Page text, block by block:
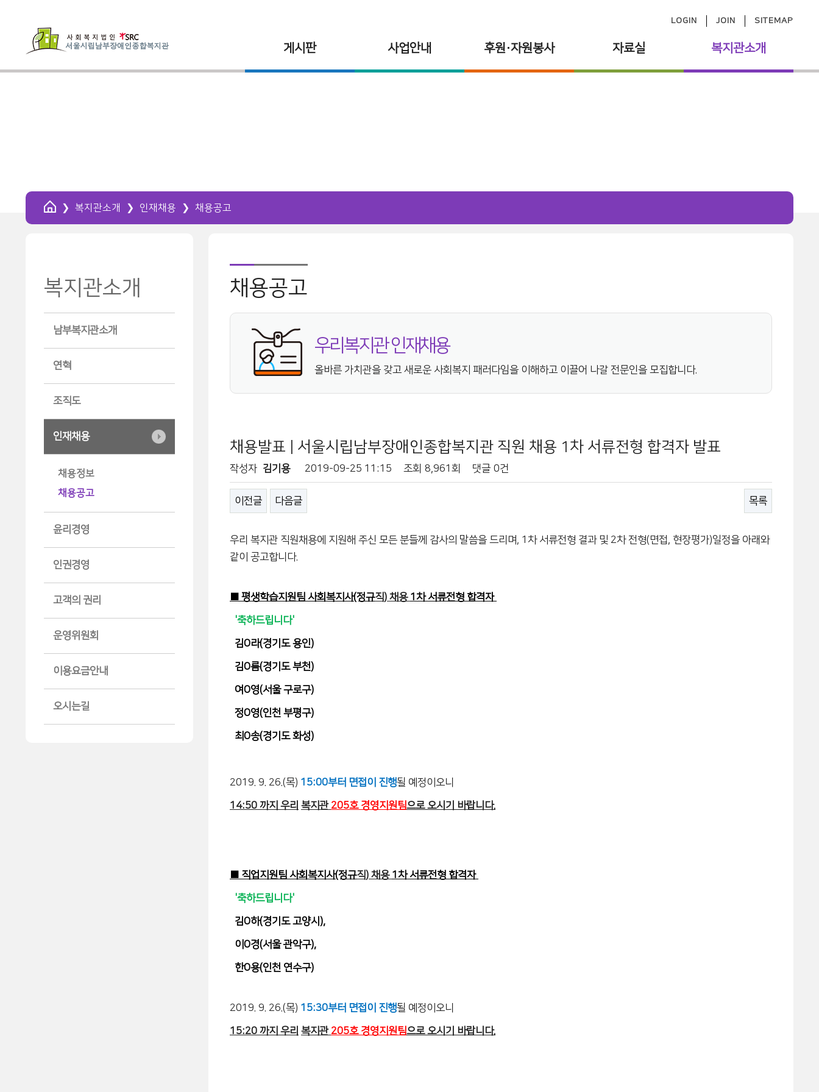
LOGIN JOIN SITEMAP
게시판 사업안내 후원·자원봉사 자료실 복지관소개
HOME복지관소개 인재채용 채용공고
복지관소개
남부복지관소개
연혁
조직도
인재채용
채용정보
채용공고
윤리경영
인권경영
고객의 권리
운영위원회
이용요금안내
오시는길
채용공고
우리복지관 인재채용
올바른 가치관을 갖고 새로운 사회복지 패러다임을 이해하고 이끌어 나갈 전문인을 모집합니다.
채용발표 | 서울시립남부장애인종합복지관 직원 채용 1차 서류전형 합격자 발표
작성자 김기용 2019-09-25 11:15 조회 8,961회 댓글 0건
이전글 다음글 목록
우리 복지관 직원채용에 지원해 주신 모든 분들께 감사의 말씀을 드리며, 1차 서류전형 결과 및 2차 전형(면접, 현장평가)일정을 아래와
같이 공고합니다.
■ 평생학습지원팀 사회복지사(정규직) 채용 1차 서류전형 합격자
'축하드립니다'
김O라(경기도 용인)
김O름(경기도 부천)
여O영(서울 구로구)
정O영(인천 부평구)
최O송(경기도 화성)
2019. 9. 26.(목) 15:00부터 면접이 진행될 예정이오니
14:50 까지 우리 복지관 205호 경영지원팀으로 오시기 바랍니다.
■ 직업지원팀 사회복지사(정규직) 채용 1차 서류전형 합격자
'축하드립니다'
김O하(경기도 고양시),
이O경(서울 관악구),
한O용(인천 연수구)
2019. 9. 26.(목) 15:30부터 면접이 진행될 예정이오니
15:20 까지 우리 복지관 205호 경영지원팀으로 오시기 바랍니다.